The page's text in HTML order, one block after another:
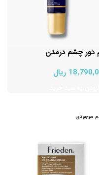
دور چشم درمدن
ریال
موجودی